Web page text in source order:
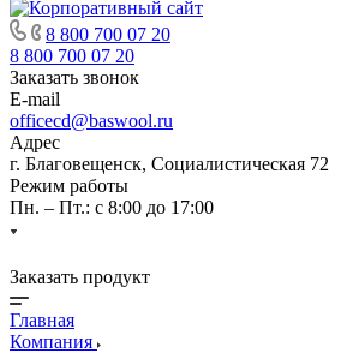
8 800 700 07 20
8 800 700 07 20
Заказать звонок
E-mail
officecd@baswool.ru
Адрес
г. Благовещенск, Социалистическая 72
Режим работы
Пн. – Пт.: с 8:00 до 17:00
Заказать продукт
Главная
Компания